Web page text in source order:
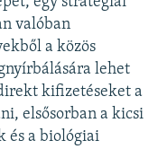
valóban
a közös
lehet
kifizetéseket a
elsősorban a kicsi
és a biológiai